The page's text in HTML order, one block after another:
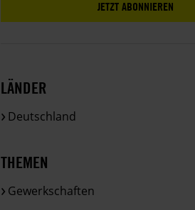
JETZT ABONNIEREN
LÄNDER
Deutschland
THEMEN
Gewerkschaften